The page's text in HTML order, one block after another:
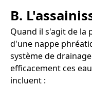
B.
Quand il s'agit de la
d'une nappe
système de
efficacement ces
incluent :